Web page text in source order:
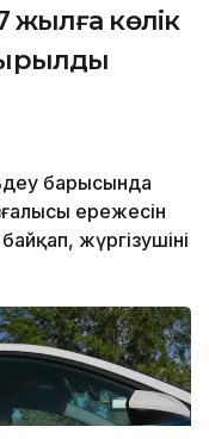
жылға көлік
барысында
ережесін
жүргізушіні